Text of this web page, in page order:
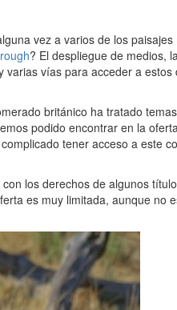
vez a varios de los
? El despliegue de medios,
vías para acceder a
británico ha tratado
podido encontrar en la
tener acceso a este
los derechos de algunos
es muy limitada, aunque no